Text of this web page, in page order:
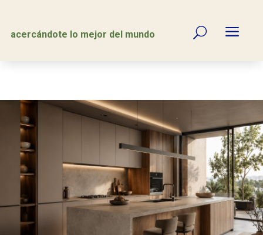
acercándote lo mejor del mundo U a